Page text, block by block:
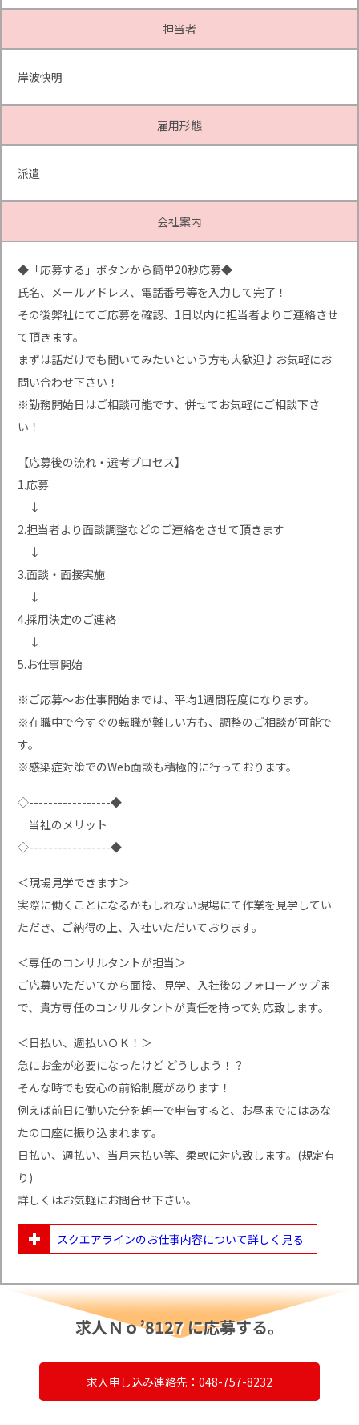
担当者
岸波快明
雇用形態
派遣
会社案内
◆「応募する」ボタンから簡単20秒応募◆
氏名、メールアドレス、電話番号等を入力して完了！
その後弊社にてご応募を確認、1日以内に担当者よりご連絡させ
て頂きます。
まずは話だけでも聞いてみたいという方も大歓迎♪お気軽にお
問い合わせ下さい！
※勤務開始日はご相談可能です、併せてお気軽にご相談下さ
い！
【応募後の流れ・選考プロセス】
1.応募
↓
2.担当者より面談調整などのご連絡をさせて頂きます
↓
3.面談・面接実施
↓
4.採用決定のご連絡
↓
5.お仕事開始
※ご応募〜お仕事開始までは、平均1週間程度になります。
※在職中で今すぐの転職が難しい方も、調整のご相談が可能で
す。
※感染症対策でのWeb面談も積極的に行っております。
◇-----------------◆
当社のメリット
◇-----------------◆
＜現場見学できます＞
実際に働くことになるかもしれない現場にて作業を見学してい
ただき、ご納得の上、入社いただいております。
＜専任のコンサルタントが担当＞
ご応募いただいてから面接、見学、入社後のフォローアップま
で、貴方専任のコンサルタントが責任を持って対応致します。
＜日払い、週払いＯＫ！＞
急にお金が必要になったけど どうしよう！？
そんな時でも安心の前給制度があります！
例えば前日に働いた分を朝一で申告すると、お昼までにはあな
たの口座に振り込まれます。
日払い、週払い、当月末払い等、柔軟に対応致します。(規定有
り)
詳しくはお気軽にお問合せ下さい。
スクエアラインのお仕事内容について詳しく見る
求人Ｎｏ’8127 に応募する。
求人申し込み連絡先：048-757-8232